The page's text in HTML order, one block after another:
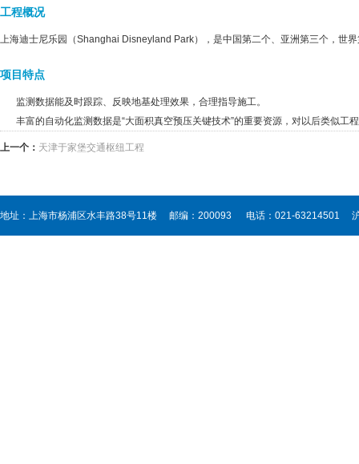
工程概况
上海迪士尼乐园（Shanghai Disneyland Park），是中国第二个、亚洲第三个，世
项目特点
监测数据能及时跟踪、反映地基处理效果，合理指导施工。
丰富的自动化监测数据是“大面积真空预压关键技术”的重要资源，对以后类似工
上一个： 天津于家堡交通枢纽工程
地址：上海市杨浦区水丰路38号11楼 邮编：200093 电话：021-63214501